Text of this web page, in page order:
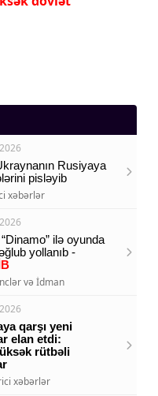
Rusiyaya
pisləyib
xəbərlər
ilə oyunda
yollanıb -
və İdman
qarşı yeni
elan etdi:
rütbəli
xəbərlər